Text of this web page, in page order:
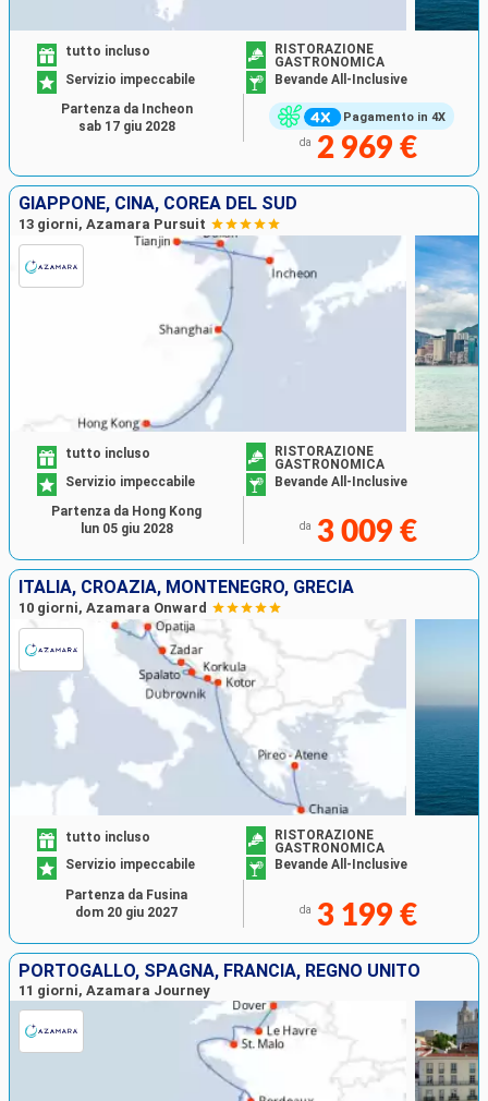
Pagamento in 4X
tutto incluso
RISTORAZIONE
GASTRONOMICA
Servizio impeccabile
Bevande All-Inclusive
da 2 969 €
Partenza da Incheon
sab 17 giu 2028
GIAPPONE, CINA, COREA DEL SUD
13 giorni, Azamara Pursuit
tutto incluso
RISTORAZIONE
GASTRONOMICA
Servizio impeccabile
Bevande All-Inclusive
da 3 009 €
Partenza da Hong Kong
lun 05 giu 2028
ITALIA, CROAZIA, MONTENEGRO, GRECIA
10 giorni, Azamara Onward
tutto incluso
RISTORAZIONE
GASTRONOMICA
Servizio impeccabile
Bevande All-Inclusive
da 3 199 €
Partenza da Fusina
dom 20 giu 2027
PORTOGALLO, SPAGNA, FRANCIA, REGNO UNITO
11 giorni, Azamara Journey